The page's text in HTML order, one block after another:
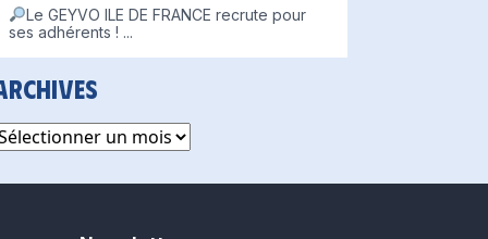
Le GEYVO ILE DE FRANCE recrute pour
ses adhérents ! ...